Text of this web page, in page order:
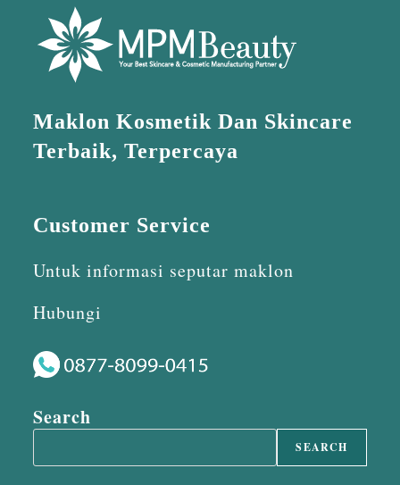
Maklon Kosmetik Dan Skincare
Terbaik, Terpercaya
Customer Service
Untuk informasi seputar maklon
Hubungi
Search
SEARCH